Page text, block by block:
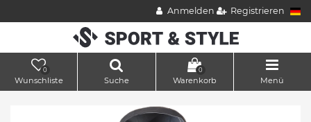
Anmelden Registrieren
0
Wunschliste Suche
0
Warenkorb Menü